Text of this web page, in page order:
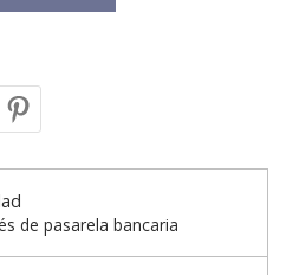
de pasarela bancaria